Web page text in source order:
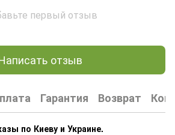
первый отзыв
отзыв
Гарантия Возврат
по Киеву и Украине.